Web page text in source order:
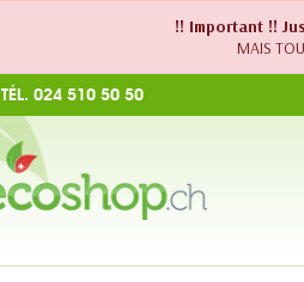
!! Important !!
MAIS
TÉL. 024 510 50 50